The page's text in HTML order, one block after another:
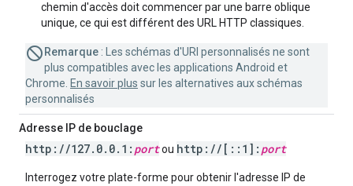
chemin d'accès doit commencer par une barre oblique
unique, ce qui est différent des URL HTTP classiques.
Remarque : Les schémas d'URI personnalisés ne sont
plus compatibles avec les applications Android et
Chrome. En savoir plus sur les alternatives aux schémas
personnalisés
Adresse IP de bouclage
http: //127. 0. 0. 1: portou http: // [ :: 1]: port
Interrogez votre plate-forme pour obtenir l'adresse IP de